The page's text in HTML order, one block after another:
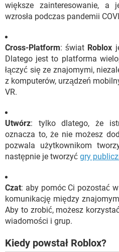
większe zainteresowanie, a
wzrosła podczas pandemii
Cross-Platform: świat Roblox
Dlatego jest to platforma
łączyć się ze znajomymi,
z komputerów, urządzeń
VR.
Utwórz: tylko dlatego, że
oznacza to, że nie możesz
pozwala użytkownikom
następnie je tworzyć gry
Czat: aby pomóc Ci pozostać
komunikację między
Aby to zrobić, możesz
wiadomości i grup.
Kiedy powstał Roblox?